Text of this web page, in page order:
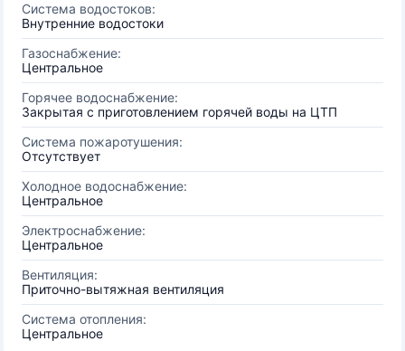
Система водостоков:
Внутренние водостоки
Газоснабжение:
Центральное
Горячее водоснабжение:
Закрытая с приготовлением горячей воды на ЦТП
Система пожаротушения:
Отсутствует
Холодное водоснабжение:
Центральное
Электроснабжение:
Центральное
Вентиляция:
Приточно-вытяжная вентиляция
Система отопления:
Центральное